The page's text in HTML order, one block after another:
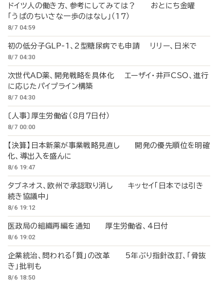
ドイツ人の働き方、参考にしてみては？ おとにち金曜
「うぱのちいさな一歩のはなし」（17）
8/7 04:59
初の低分子GLP-1、2型糖尿病でも申請 リリー、日米で
8/7 04:30
次世代AD薬、開発戦略を具体化 エーザイ・井戸CSO、進行
に応じたパイプライン構築
8/7 04:30
〔人事〕厚生労働省（8月7日付）
8/7 00:00
【決算】日本新薬が事業戦略見直し 開発の優先順位を明確
化、導出入を盛んに
8/6 19:47
タブネオス、欧州で承認取り消し キッセイ「日本では引き
続き協議中」
8/6 19:12
医政局の組織再編を通知 厚生労働省、4日付
8/6 19:02
企業統治、問われる「質」の改革 5年ぶり指針改訂、「骨抜
き」批判も
8/6 18:50